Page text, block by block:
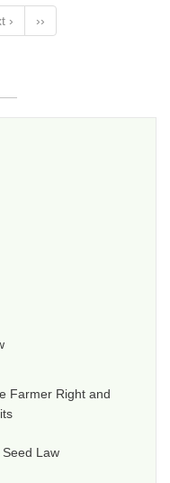
› ››
Farmer Right and
Law